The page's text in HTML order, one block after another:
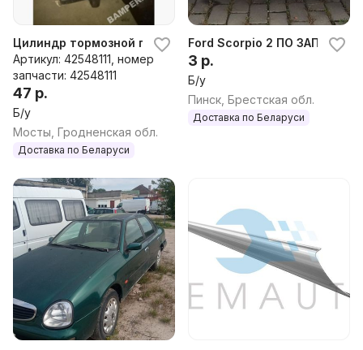
Цилиндр тормозной главный к Ford Scorpio 2
Артикул: 42548111, номер
запчасти: 42548111
47 р.
Б/у
Мосты, Гродненская обл.
Доставка по Беларуси
Ford Scorpio 2 ПО
3 р.
Б/у
Пинск, Брестская обл.
Доставка по Беларуси